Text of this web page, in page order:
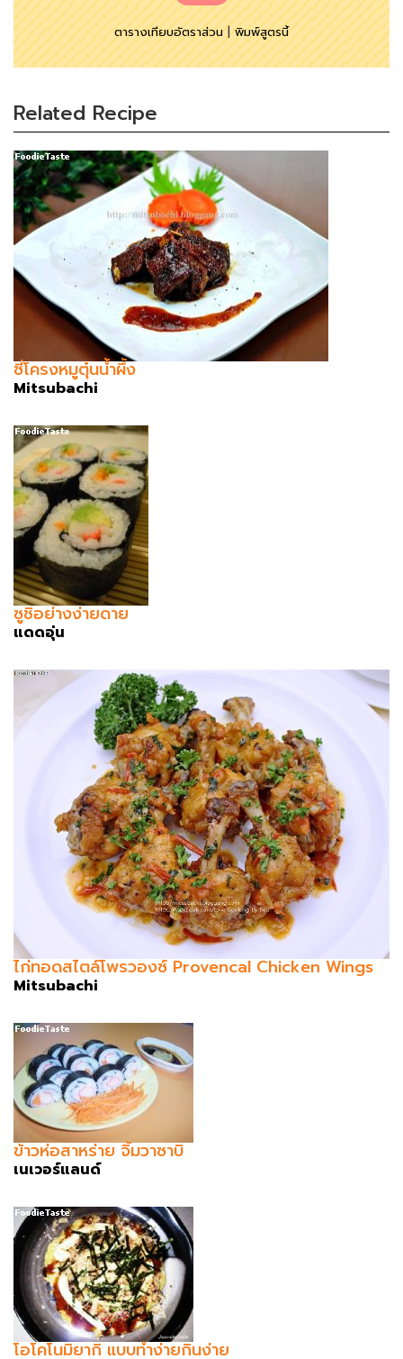
ตารางเทียบอัตราส่วน|พิมพ์สูตรนี้
Related Recipe
ซี่โครงหมูตุ๋นน้ำผึ้ง
Mitsubachi
ซูชิอย่างง่ายดาย
แดดอุ่น
ไก่ทอดสไตล์โพรวองซ์ Provencal Chicken Wings
Mitsubachi
ข้าวห่อสาหร่าย จิ้มวาซาบิ
เนเวอร์แลนด์
โอโคโนมิยากิ แบบทำง่ายกินง่าย